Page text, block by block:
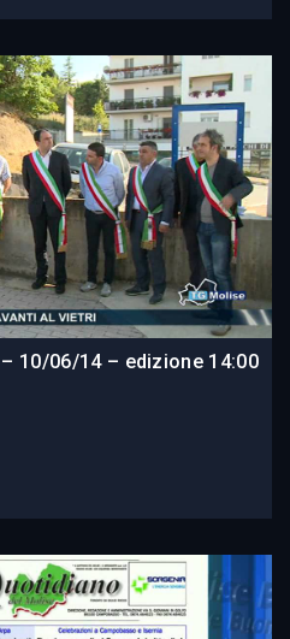
10/06/14 – edizione 14:00